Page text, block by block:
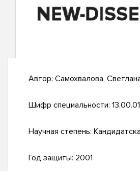
Автор: Самохвалова,
Шифр специальности: 13.00.01
Научная степень:
Год защиты: 2001